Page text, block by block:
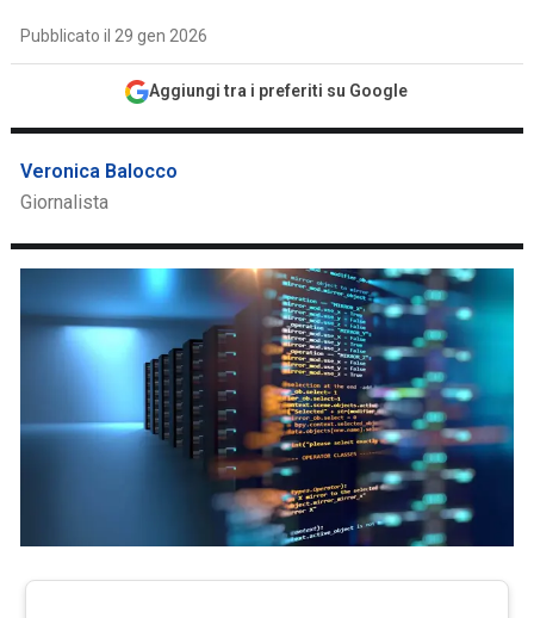
Pubblicato il 29 gen 2026
Aggiungi tra i preferiti su Google
Veronica Balocco
Giornalista